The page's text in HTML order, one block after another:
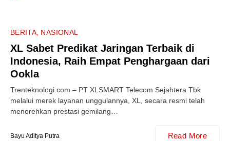
BERITA NASIONAL
XL Sabet Predikat Jaringan Terbaik di
Indonesia, Raih Empat Penghargaan dari
Ookla
Trenteknologi.com – PT XLSMART Telecom Sejahtera Tbk
melalui merek layanan unggulannya, XL, secara resmi telah
menorehkan prestasi gemilang…
Bayu Aditya Putra Read More